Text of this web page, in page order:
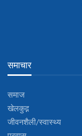
समाचार
समाज
खेलकुद़़
जीवनशैली/स्वास्थ्य